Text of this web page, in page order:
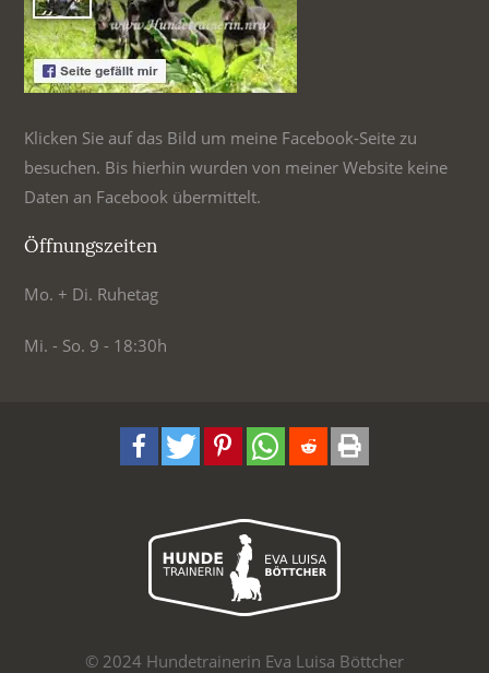
Klicken Sie auf das Bild um meine Facebook-Seite zu
besuchen. Bis hierhin wurden von meiner Website keine
Daten an Facebook übermittelt.
Öffnungszeiten
Mo. + Di. Ruhetag
Mi. - So. 9 - 18:30h
© 2024 Hundetrainerin Eva Luisa Böttcher